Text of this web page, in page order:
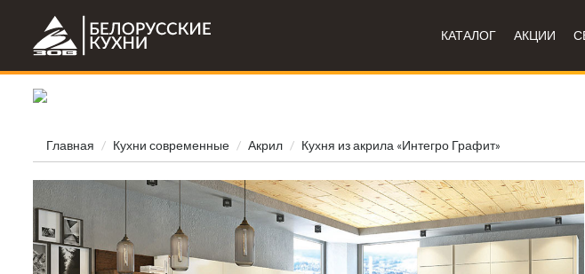
КАТАЛОГ АКЦИИ
Главная Кухни современные Акрил Кухня из акрила «Интегро Графит»